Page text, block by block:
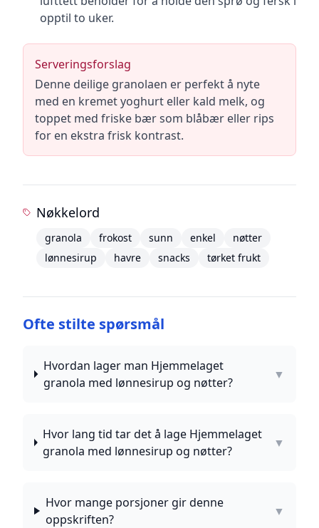
opptil to uker.
Serveringsforslag
Denne deilige granolaen er perfekt å nyte
med en kremet yoghurt eller kald melk, og
toppet med friske bær som blåbær eller rips
for en ekstra frisk kontrast.
Nøkkelord
granola frokost sunn enkel
nøtter
lønnesirup
havre snacks tørket frukt
Ofte stilte spørsmål
Hvordan lager man Hjemmelaget
granola med lønnesirup og nøtter?
▼
Hvor lang tid tar det å lage Hjemmelaget
granola med lønnesirup og nøtter?
▼
Hvor mange porsjoner gir denne
oppskriften?
▼